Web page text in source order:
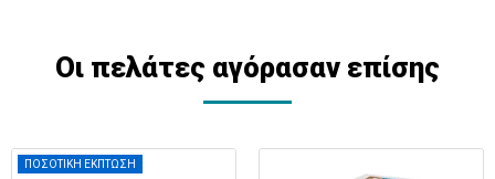
Οι πελάτες αγόρασαν επίσης
ΠΟΣΟΤΙΚΗ ΕΚΠΤΩΣΗ